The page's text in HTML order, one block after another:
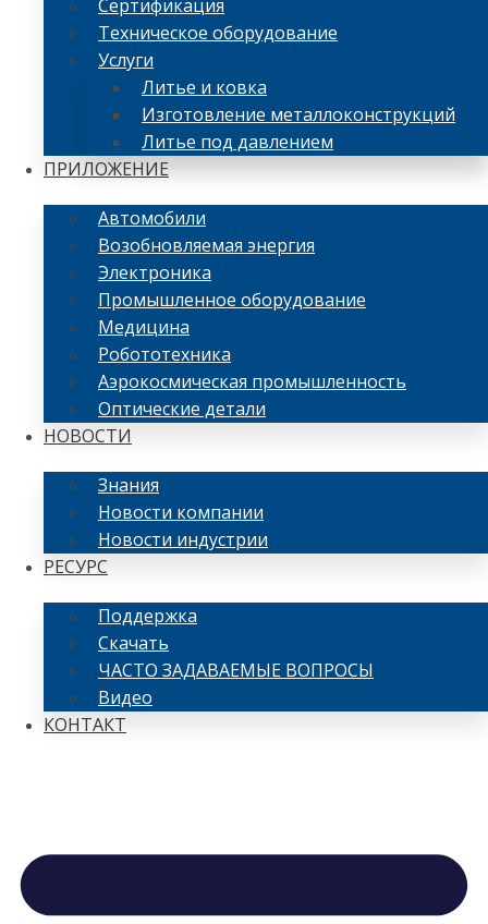
Сертификация
Техническое оборудование
Услуги
Литье и ковка
Изготовление металлоконструкций
Литье под давлением
ПРИЛОЖЕНИЕ
Автомобили
Возобновляемая энергия
Электроника
Промышленное оборудование
Медицина
Робототехника
Аэрокосмическая промышленность
Оптические детали
НОВОСТИ
Знания
Новости компании
Новости индустрии
РЕСУРС
Поддержка
Скачать
ЧАСТО ЗАДАВАЕМЫЕ ВОПРОСЫ
Видео
КОНТАКТ